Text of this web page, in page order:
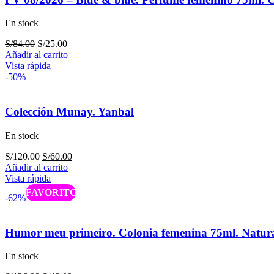
En stock
S/84.00 El
precio
original
S/25.00El
precio
Añadir al carrito
Vista rápida
-50%
Colección Munay. Yanbal
En stock
S/120.00 El
precio
original
era:
S/120.00.
S/60.00El
es:
S/60.00.
Añadir al carrito
Vista rápida
-62%
Caliente
Humor meu primeiro. Colonia femenina 75ml.
En stock